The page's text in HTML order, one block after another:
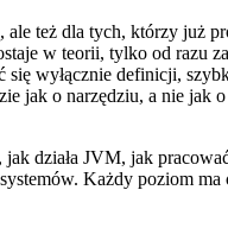
też dla tych, którzy już
w teorii, tylko od razu
wyłącznie definicji,
jak o narzędziu, a nie jak
jak działa JVM, jak
Każdy poziom ma